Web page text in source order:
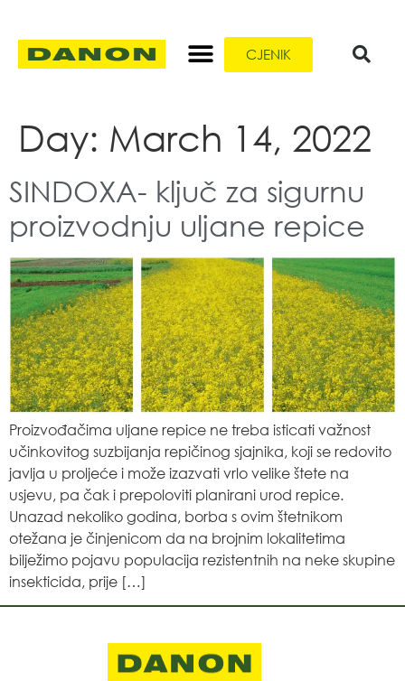
CJENIK
Day: March 14, 2022
SINDOXA- ključ za sigurnu
proizvodnju uljane repice
Proizvođačima uljane repice ne treba isticati važnost
učinkovitog suzbijanja repičinog sjajnika, koji se redovito
javlja u proljeće i može izazvati vrlo velike štete na
usjevu, pa čak i prepoloviti planirani urod repice.
Unazad nekoliko godina, borba s ovim štetnikom
otežana je činjenicom da na brojnim lokalitetima
bilježimo pojavu populacija rezistentnih na neke skupine
insekticida, prije […]